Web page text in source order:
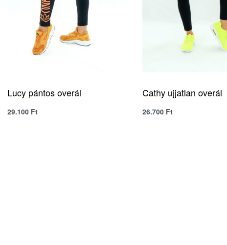
Lucy pántos overál
29.100 Ft
Cathy ujjatlan overál
26.700 Ft